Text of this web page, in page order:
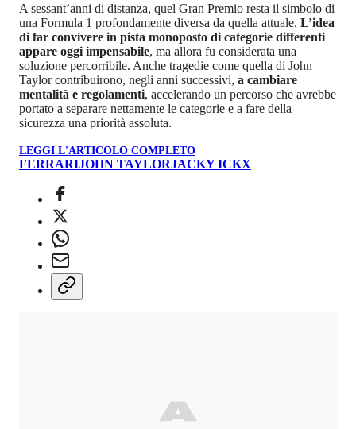
A sessant’anni di distanza, quel Gran Premio resta il simbolo di
una Formula 1 profondamente diversa da quella attuale. L’idea
di far convivere in pista monoposto di categorie differenti
appare oggi impensabile, ma allora fu considerata una
soluzione percorribile. Anche tragedie come quella di John
Taylor contribuirono, negli anni successivi, a cambiare
mentalità e regolamenti, accelerando un percorso che avrebbe
portato a separare nettamente le categorie e a fare della
sicurezza una priorità assoluta.
LEGGI L'ARTICOLO COMPLETO
FERRARIJOHN TAYLORJACKY ICKX